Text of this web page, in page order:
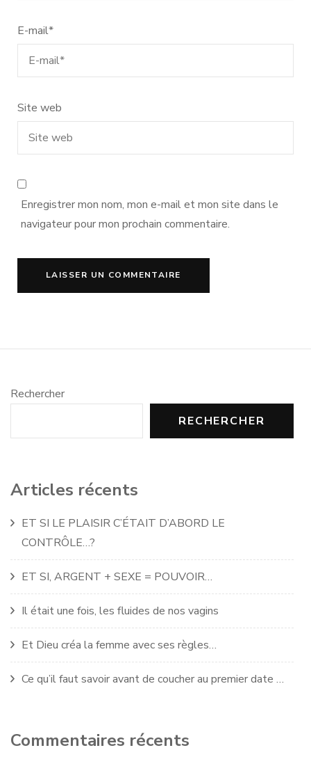
E-mail*
Site web
Enregistrer mon nom, mon e-mail et mon site dans le
navigateur pour mon prochain commentaire.
Rechercher
RECHERCHER
Articles récents
ET SI LE PLAISIR C’ÉTAIT D’ABORD LE
CONTRÔLE…?
ET SI, ARGENT + SEXE = POUVOIR…
Il était une fois, les fluides de nos vagins
Et Dieu créa la femme avec ses règles…
Ce qu’il faut savoir avant de coucher au premier date …
Commentaires récents